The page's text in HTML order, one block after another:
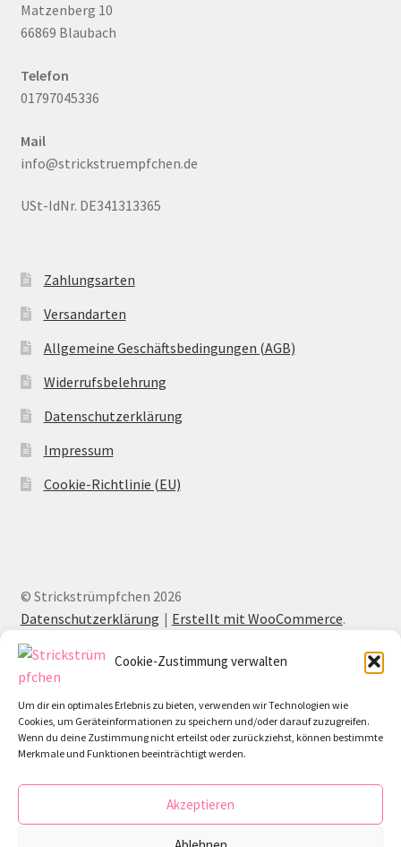
Cookie-Zustimmung verwalten
Um dir ein optimales Erlebnis zu bieten, verwenden wir Technologien wie
Cookies, um Geräteinformationen zu speichern und/oder darauf zuzugreifen.
Wenn du deine Zustimmung nicht erteilst oder zurückziehst, können bestimmte
Merkmale und Funktionen beeinträchtigt werden.
Akzeptieren
Matzenberg 10
66869 Blaubach
Telefon
01797045336
Mail
info@strickstruempfchen.de
USt-IdNr. DE341313365
Zahlungsarten
Versandarten
Allgemeine Geschäftsbedingungen (AGB)
Widerrufsbelehrung
Datenschutzerklärung
Impressum
Cookie-Richtlinie (EU)
© Strickstrümpfchen 2026
Datenschutzerklärung
Erstellt mit WooCommerce.